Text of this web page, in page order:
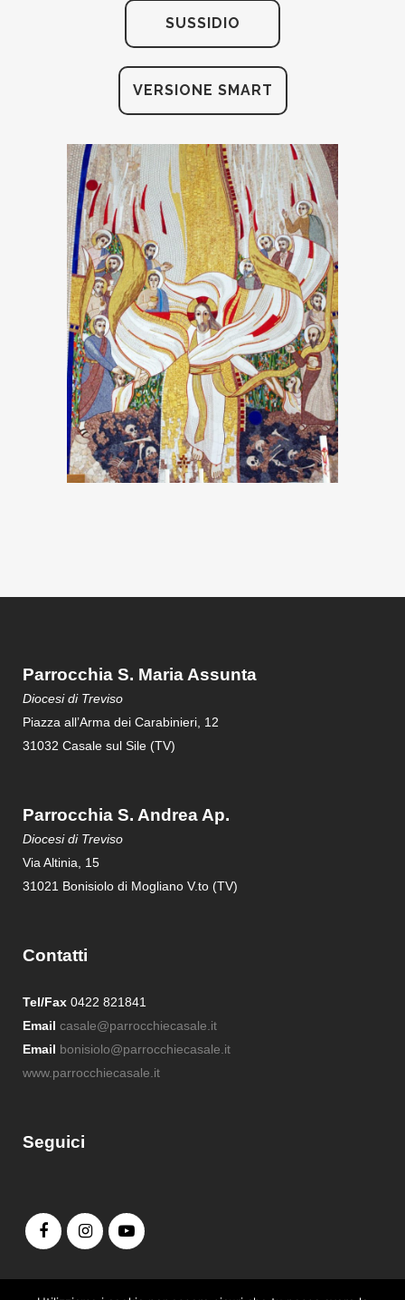
SUSSIDIO
VERSIONE SMART
Parrocchia S. Maria Assunta
Diocesi di Treviso
Piazza all’Arma dei Carabinieri, 12
31032 Casale sul Sile (TV)
Parrocchia S. Andrea Ap.
Diocesi di Treviso
Via Altinia, 15
31021 Bonisiolo di Mogliano V.to (TV)
Contatti
Tel/Fax 0422 821841
Email casale@parrocchiecasale.it
Email bonisiolo@parrocchiecasale.it
www.parrocchiecasale.it
Seguici